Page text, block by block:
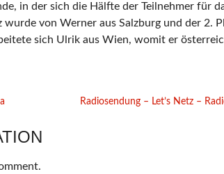
in der sich die Hälfte der Teilnehmer für
von Werner aus Salzburg und der 2.
sich Ulrik aus Wien, womit er
Radiosendung – Let’s Netz –